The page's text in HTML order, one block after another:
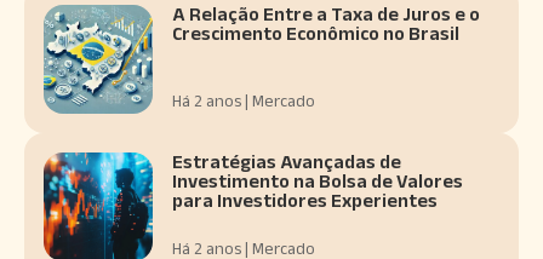
A Relação Entre a Taxa de Juros e o
Crescimento Econômico no Brasil
Há 2 anos | Mercado
Estratégias Avançadas de
Investimento na Bolsa de Valores
para Investidores Experientes
Há 2 anos | Mercado